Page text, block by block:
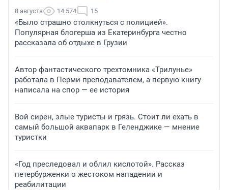
8 августа 14 574 15
«Было страшно столкнуться с полицией».
Популярная блогерша из Екатеринбурга честно
рассказала об отдыхе в Грузии
Автор фантастического трехтомника «Трилунье»
работала в Перми преподавателем, а первую книгу
написала на спор — ее история
Вой сирен, злые туристы и грязь. Стоит ли ехать в
самый большой аквапарк в Геленджике — мнение
туристки
«Год преследовал и облил кислотой». Рассказ
петербурженки о жестоком нападении и
реабилитации